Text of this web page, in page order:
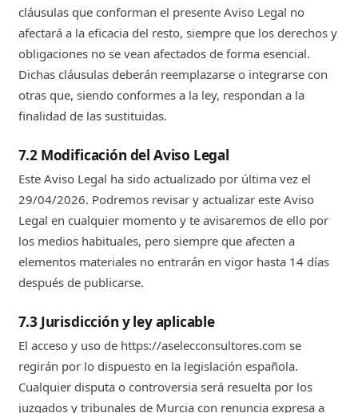
cláusulas que conforman el presente Aviso Legal no
afectará a la eficacia del resto, siempre que los derechos y
obligaciones no se vean afectados de forma esencial.
Dichas cláusulas deberán reemplazarse o integrarse con
otras que, siendo conformes a la ley, respondan a la
finalidad de las sustituidas.
7.2 Modificación del Aviso Legal
Este Aviso Legal ha sido actualizado por última vez el
29/04/2026. Podremos revisar y actualizar este Aviso
Legal en cualquier momento y te avisaremos de ello por
los medios habituales, pero siempre que afecten a
elementos materiales no entrarán en vigor hasta 14 días
después de publicarse.
7.3 Jurisdicción y ley aplicable
El acceso y uso de https://aselecconsultores.com se
regirán por lo dispuesto en la legislación española.
Cualquier disputa o controversia será resuelta por los
juzgados y tribunales de Murcia con renuncia expresa a